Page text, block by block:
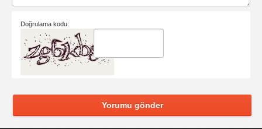
Doğrulama kodu:
Yorumu gönder